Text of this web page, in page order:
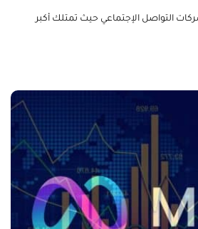
التواصل الإجتماعي حيث تمتلك أكبر